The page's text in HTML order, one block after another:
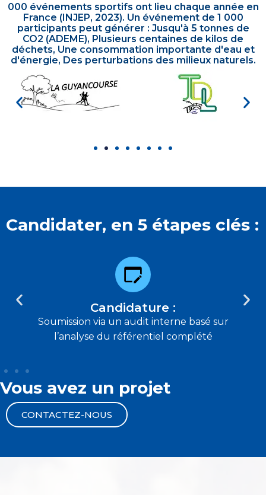
000 événements sportifs ont lieu chaque année en
France (INJEP, 2023). Un événement de 1 000
participants peut générer : Jusqu'à 5 tonnes de
CO2 (ADEME), Plusieurs centaines de kilos de
déchets, Une consommation importante d'eau et
d'énergie, Des perturbations des milieux naturels.
Candidater, en 5 étapes clés :
Candidature :
Soumission via un audit interne basé sur
l’analyse du référentiel complété
Vous avez un projet
CONTACTEZ-NOUS